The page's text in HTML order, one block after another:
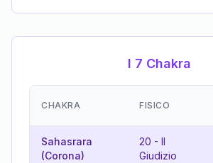
I 7 Chakra
CHAKRA FISICO
Sahasrara
(Corona)
20 - Il
Giudizio